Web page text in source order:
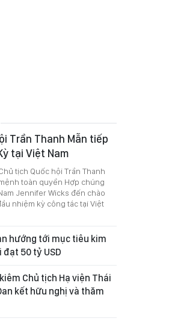
Trần Thanh Mẫn tiếp
tại Việt Nam
tịch Quốc hội Trần Thanh
toàn quyền Hợp chúng
Jennifer Wicks đến chào
nhiệm kỳ công tác tại Việt
hướng tới mục tiêu kim
50 tỷ USD
Chủ tịch Hạ viện Thái
kết hữu nghị và thăm